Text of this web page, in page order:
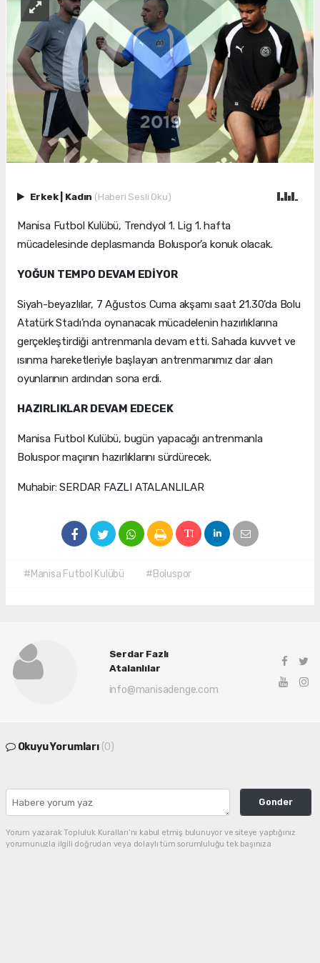
Erkek Kadın (Haberi Sesli Oku)
Manisa Futbol Kulübü, Trendyol 1. Lig 1. hafta
mücadelesinde deplasmanda Boluspor’a konuk olacak.
YOĞUN TEMPO DEVAM EDİYOR
Siyah-beyazlılar, 7 Ağustos Cuma akşamı saat 21.30’da Bolu
Atatürk Stadı’nda oynanacak mücadelenin hazırlıklarına
gerçekleştirdiği antrenmanla devam etti. Sahada kuvvet ve
ısınma hareketleriyle başlayan antrenmanımız dar alan
oyunlarının ardından sona erdi.
HAZIRLIKLAR DEVAM EDECEK
Manisa Futbol Kulübü, bugün yapacağı antrenmanla
Boluspor maçının hazırlıklarını sürdürecek.
Muhabir: SERDAR FAZLI ATALANLILAR
#Manisa Futbol Kulübü #Boluspor
Serdar Fazlı
Atalanlılar
info@manisadenge.com
Okuyu Yorumları (0)
Gonder
Yorum yazarak Topluluk Kuralları’nı kabul etmiş bulunuyor ve siteye yaptığınız
yorumunuzla ilgili doğrudan veya dolaylı tüm sorumluluğu tek başınıza